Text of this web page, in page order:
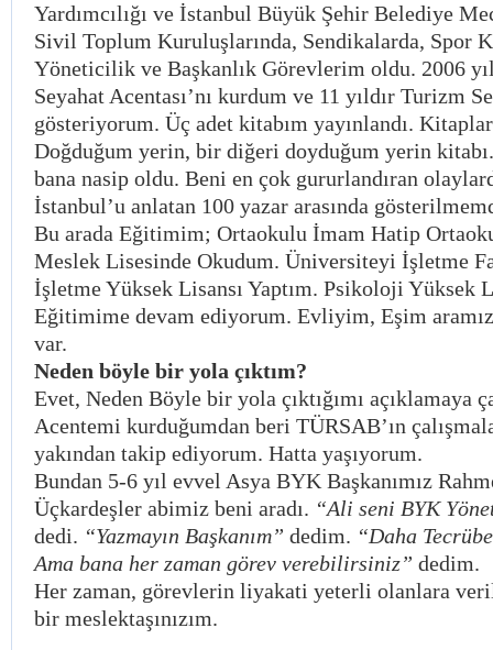
Yardımcılığı ve İstanbul Büyük Şehir Belediye
Sivil Toplum Kuruluşlarında, Sendikalarda, Spor
Yöneticilik ve Başkanlık Görevlerim oldu. 2006
Seyahat Acentası’nı kurdum ve 11 yıldır Turizm
gösteriyorum. Üç adet kitabım yayınlandı.
Doğduğum yerin, bir diğeri doyduğum yerin
bana nasip oldu. Beni en çok gururlandıran
İstanbul’u anlatan 100 yazar arasında
Bu arada Eğitimim; Ortaokulu İmam Hatip
Meslek Lisesinde Okudum. Üniversiteyi İşletme
İşletme Yüksek Lisansı Yaptım. Psikoloji Yüksek
Eğitimime devam ediyorum. Evliyim, Eşim
var.
Neden böyle bir yola çıktım?
Evet, Neden Böyle bir yola çıktığımı açıklamaya
Acentemi kurduğumdan beri TÜRSAB’ın
yakından takip ediyorum. Hatta yaşıyorum.
Bundan 5-6 yıl evvel Asya BYK Başkanımız
Üçkardeşler abimiz beni aradı. “Ali seni BYK
dedi. “Yazmayın Başkanım” dedim. “Daha
Ama bana her zaman görev verebilirsiniz” dedim.
Her zaman, görevlerin liyakati yeterli olanlara
bir meslektaşınızım.